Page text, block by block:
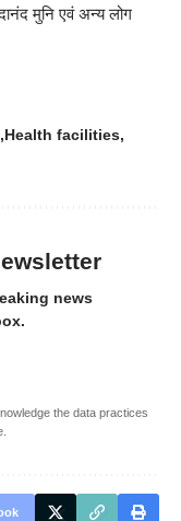
मुनि एवं अन्य लोग
Health facilities
news
the data practices